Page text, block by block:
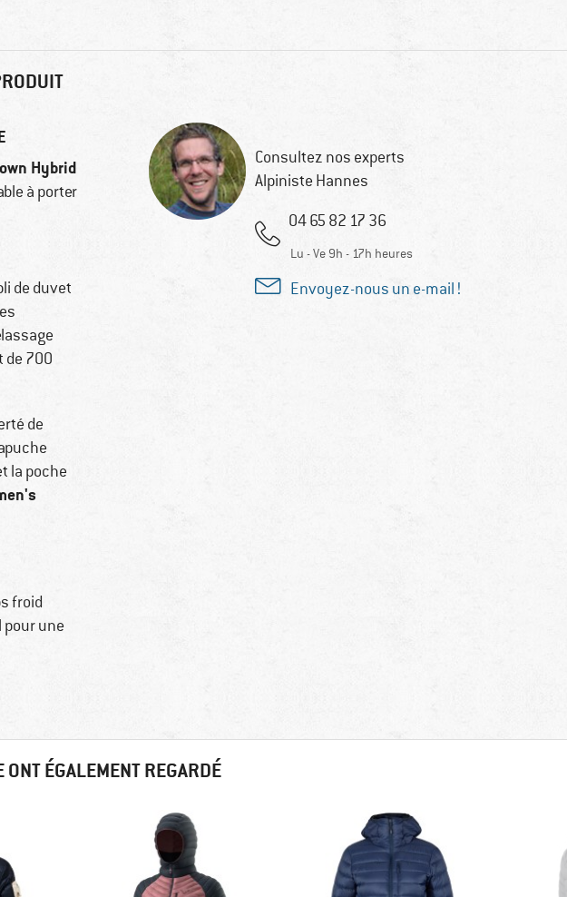
Hybrid
à porter
de duvet
de 700
de
la poche
froid
une
Consultez nos experts
Alpiniste Hannes
04 65 82 17 36
Lu - Ve 9h - 17h heures
Envoyez-nous un e-mail !
ÉGALEMENT REGARDÉ